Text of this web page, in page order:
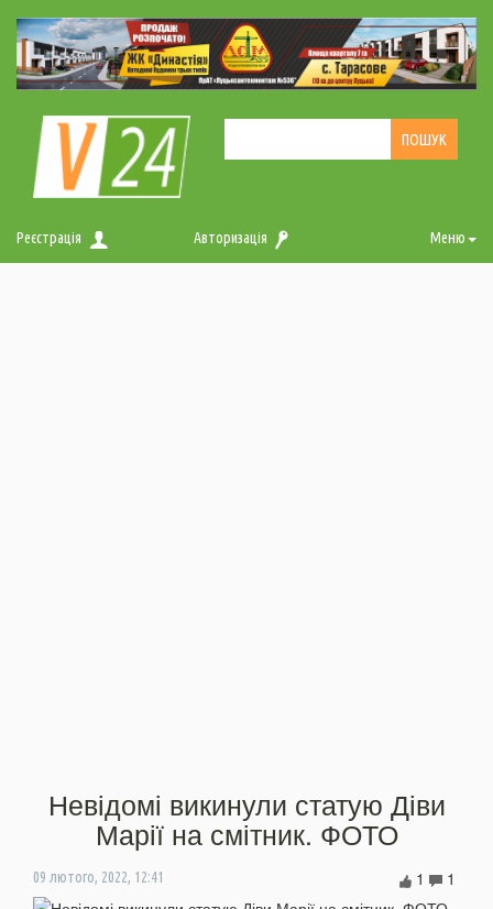
Реєстрація Авторизація Меню
Невідомі викинули статую Діви
Марії на смітник. ФОТО
09 лютого, 2022, 12:41 1
1